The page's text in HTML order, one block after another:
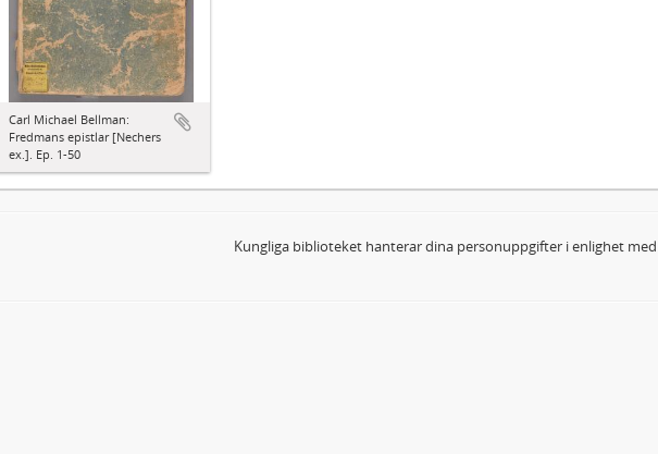
Carl Michael Bellman:
Fredmans epistlar [Nechers
ex.]. Ep. 1-50
Kungliga biblioteket hanterar dina personuppgifter i enlighet med